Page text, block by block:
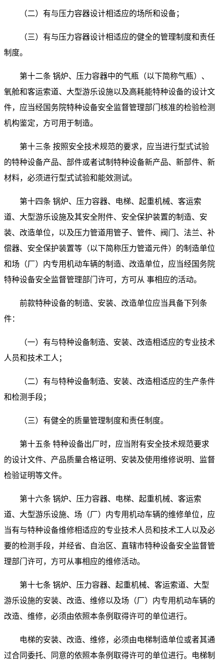
（二）有与压力容器设计相适应的场所和设备；
（三）有与压力容器设计相适应的健全的管理制度和责任
制度。
第十二条 锅炉、压力容器中的气瓶（以下简称气瓶）、
氧舱和客运索道、大型游乐设施以及高耗能特种设备的设计文
件，应当经国务院特种设备安全监督管理部门核准的检验检测
机构鉴定，方可用于制造。
第十三条 按照安全技术规范的要求，应当进行型式试验
的特种设备产品、部件或者试制特种设备新产品、新部件、新
材料，必须进行型式试验和能效测试。
第十四条 锅炉、压力容器、电梯、起重机械、客运索
道、大型游乐设施及其安全附件、安全保护装置的制造、安
装、改造单位，以及压力管道用管子、管件、阀门、法兰、补
偿器、安全保护装置等（以下简称压力管道元件）的制造单位
和场（厂）内专用机动车辆的制造、改造单位，应当经国务院
特种设备安全监督管理部门许可，方可从 事相应的活动。
前款特种设备的制造、安装、改造单位应当具备下列条
件：
（一）有与特种设备制造、安装、改造相适应的专业技术
人员和技术工人；
（二）有与特种设备制造、安装、改造相适应的生产条件
和检测手段；
（三）有健全的质量管理制度和责任制度。
第十五条 特种设备出厂时，应当附有安全技术规范要求
的设计文件、产品质量合格证明、安装及使用维修说明、监督
检验证明等文件。
第十六条 锅炉、压力容器、电梯、起重机械、客运索
道、大型游乐设施、场（厂）内专用机动车辆的维修单位，应
当有与特种设备维修相适应的专业技术人员和技术工人以及必
要的检测手段，并经省、自治区、直辖市特种设备安全监督管
理部门许可，方可从事相应的维修活动。
第十七条 锅炉、压力容器、起重机械、客运索道、大型
游乐设施的安装、改造、维修以及场（厂）内专用机动车辆的
改造、维修，必须由依照本条例取得许可的单位进行。
电梯的安装、改造、维修，必须由电梯制造单位或者其通
过合同委托、同意的依照本条例取得许可的单位进行。电梯制